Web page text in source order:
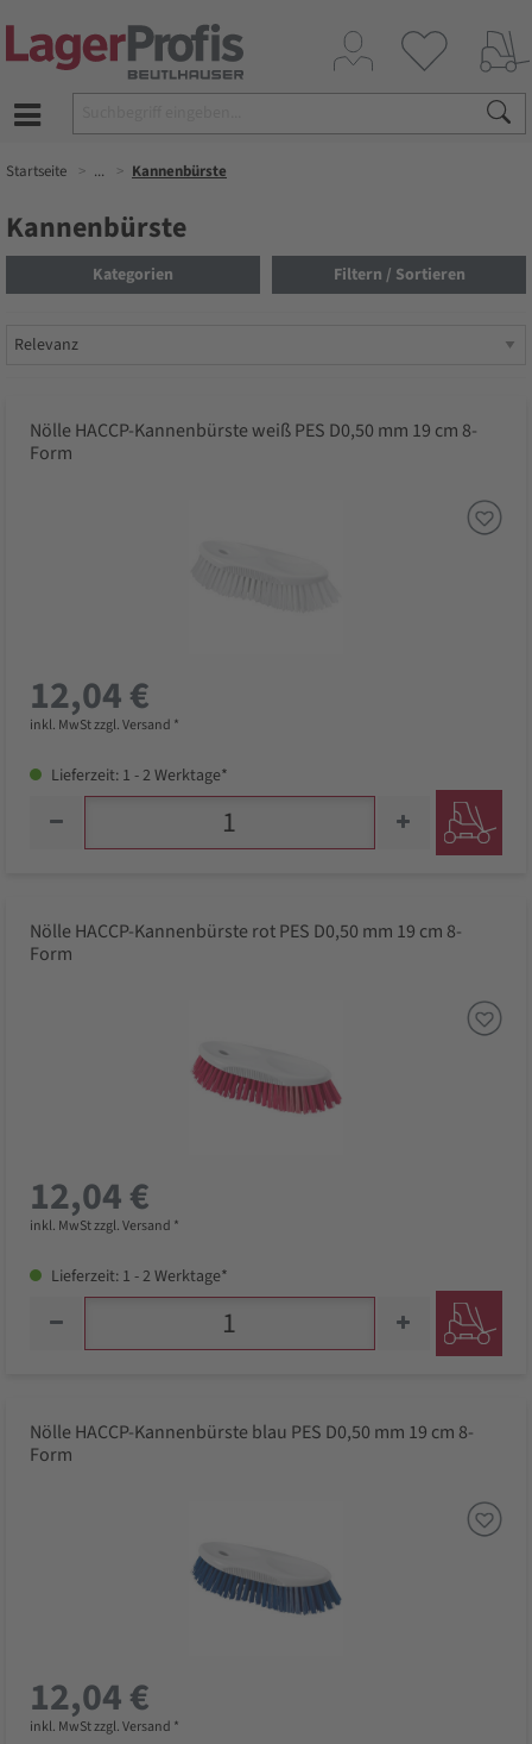
Startseite ... Kannenbürste
Kannenbürste
Kategorien Filtern / Sortieren
Nölle HACCP-Kannenbürste weiß PES D0,50 mm 19 cm 8-
Form
12,04 €
inkl. MwSt zzgl. Versand *
Lieferzeit: 1 - 2 Werktage*
Nölle HACCP-Kannenbürste rot PES D0,50 mm 19 cm 8-
Form
12,04 €
inkl. MwSt zzgl. Versand *
Lieferzeit: 1 - 2 Werktage*
Nölle HACCP-Kannenbürste blau PES D0,50 mm 19 cm 8-
Form
12,04 €
inkl. MwSt zzgl. Versand *